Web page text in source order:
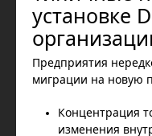
установке
Предприятия
миграции на новую
Концентрация
изменения